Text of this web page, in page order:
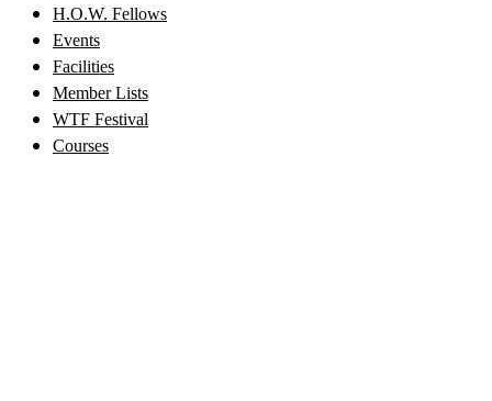
H.O.W. Fellows
Events
Facilities
Member Lists
WTF Festival
Courses